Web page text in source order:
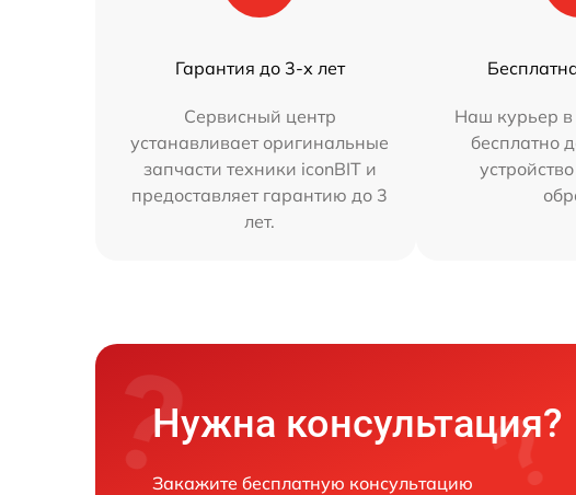
Гарантия до 3-х лет
Сервисный центр
устанавливает оригинальные
запчасти техники iconBIT и
предоставляет гарантию до 3
лет.
Наш курьер в
бесплатно
Нужна консультация?
Закажите бесплатную консультацию